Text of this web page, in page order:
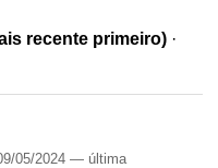
recente primeiro) ·
05/2024 — última